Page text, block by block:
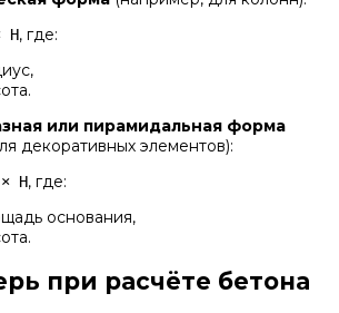
H, где:
или пирамидальная форма
декоративных элементов):
H, где:
основания,
при расчёте бетона